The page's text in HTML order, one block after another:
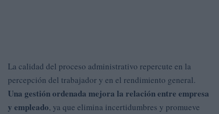
La calidad del proceso administrativo repercute en la
percepción del trabajador y en el rendimiento general.
Una gestión ordenada mejora la relación entre empresa
y empleado, ya que elimina incertidumbres y promueve